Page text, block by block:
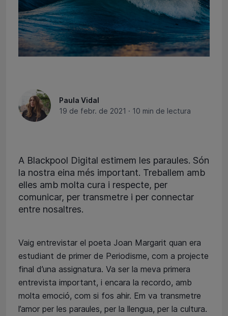
Paula Vidal
19 de febr. de 2021 · 10 min de lectura
A Blackpool Digital estimem les paraules. Són
la nostra eina més important. Treballem amb
elles amb molta cura i respecte, per
comunicar, per transmetre i per connectar
entre nosaltres.
Vaig entrevistar el poeta Joan Margarit quan era
estudiant de primer de Periodisme, com a projecte
final d’una assignatura. Va ser la meva primera
entrevista important, i encara la recordo, amb
molta emoció, com si fos ahir. Em va transmetre
l’amor per les paraules, per la llengua, per la cultura.